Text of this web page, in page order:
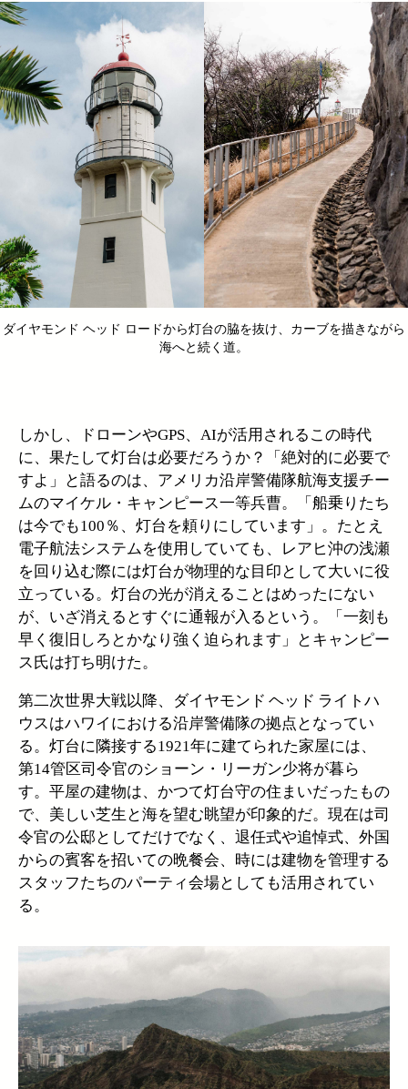
ダイヤモンド ヘッド ロードから灯台の脇を抜け、カーブを描きながら
海へと続く道。
しかし、ドローンやGPS、AIが活用されるこの時代
に、果たして灯台は必要だろうか？「絶対的に必要で
すよ」と語るのは、アメリカ沿岸警備隊航海支援チー
ムのマイケル・キャンピース一等兵曹。「船乗りたち
は今でも100％、灯台を頼りにしています」。たとえ
電子航法システムを使用していても、レアヒ沖の浅瀬
を回り込む際には灯台が物理的な目印として大いに役
立っている。灯台の光が消えることはめったにない
が、いざ消えるとすぐに通報が入るという。「一刻も
早く復旧しろとかなり強く迫られます」とキャンピー
ス氏は打ち明けた。
第二次世界大戦以降、ダイヤモンド ヘッド ライトハ
ウスはハワイにおける沿岸警備隊の拠点となってい
る。灯台に隣接する1921年に建てられた家屋には、
第14管区司令官のショーン・リーガン少将が暮ら
す。平屋の建物は、かつて灯台守の住まいだったもの
で、美しい芝生と海を望む眺望が印象的だ。現在は司
令官の公邸としてだけでなく、退任式や追悼式、外国
からの賓客を招いての晩餐会、時には建物を管理する
スタッフたちのパーティ会場としても活用されてい
る。